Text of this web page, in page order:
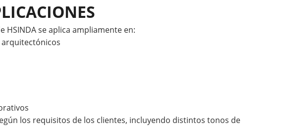
HSINDA se aplica ampliamente en:
los requisitos de los clientes, incluyendo distintos tonos de